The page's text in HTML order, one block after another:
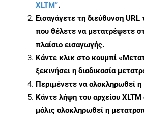
XLTM”.
Εισαγάγετε τη διεύθυνση URL
που θέλετε να μετατρέψετε
πλαίσιο εισαγωγής.
Κάντε κλικ στο κουμπί
ξεκινήσει η διαδικασία
Περιμένετε να ολοκληρωθεί
Κάντε λήψη του αρχείου
μόλις ολοκληρωθεί η